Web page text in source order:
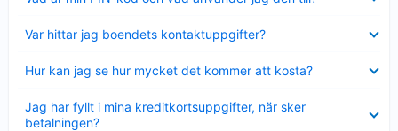
mindre
Var hittar jag boendets kontaktuppgifter?
mindre
Hur kan jag se hur mycket det kommer att kosta?
mindre
Jag har fyllt i mina kreditkortsuppgifter, när sker
betalningen?
mindre